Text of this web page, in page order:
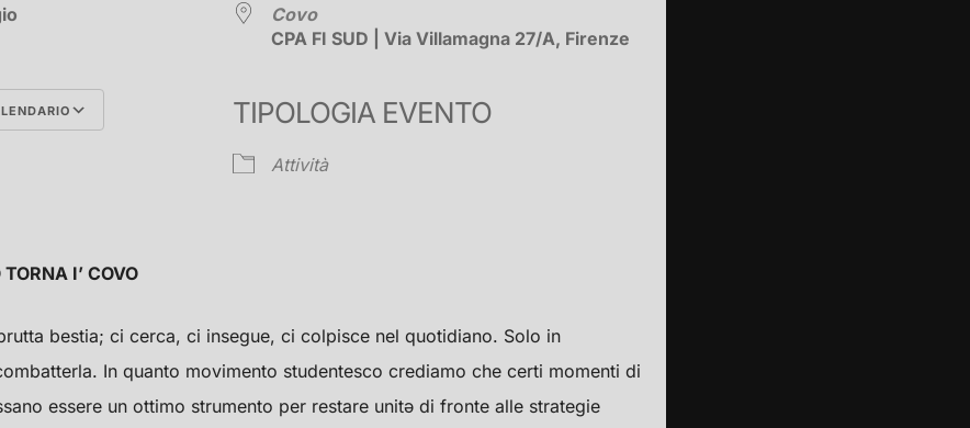
Google Calendar
Covo
CPA FI SUD | Via Villamagna 27/A, Firenze
TIPOLOGIA EVENTO
Attività
I’ COVO
bestia; ci cerca, ci insegue, ci colpisce nel quotidiano. Solo in
In quanto movimento studentesco crediamo che certi momenti di
essere un ottimo strumento per restare unitə di fronte alle strategie